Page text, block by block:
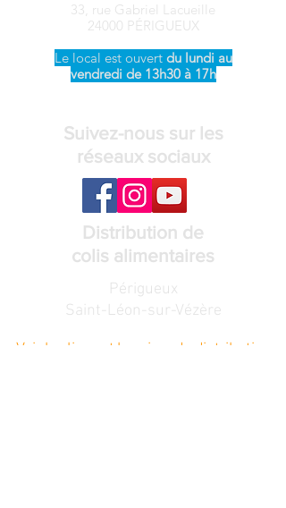
33, rue Gabriel Lacueille
24000 PÉRIGUEUX
Le local est ouvert ​ du lundi au
vendredi de 13h30 à 17h
Suivez-nous sur les
réseaux sociaux
Distribution de
colis alimentaires
Périgueux
Saint-Léon-sur-Vézère
Voir les lieux et horaires de distribution